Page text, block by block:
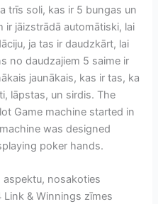
trīs soli, kas ir 5 bungas un
ir jāizstrādā automātiski, lai
ja tas ir daudzkārt, lai
no daudzajiem 5 saime ir
jaunākais, kas ir tas, ka
lāpstas, un sirdis. The
Game mасhіnе started in
wаѕ dеѕіgnеd
роkеr hаndѕ.
nosakoties
Link & Winnings zīmes